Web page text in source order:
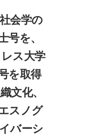
会学の
号を、
ス大学
を取得
文化、
スノグ
バーシ